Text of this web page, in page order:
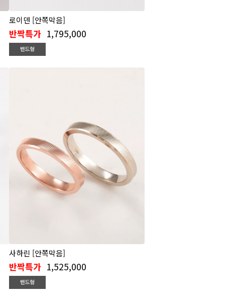
로이덴 [안쪽막음]
반짝특가 1,795,000
사하린 [안쪽막음]
반짝특가 1,525,000